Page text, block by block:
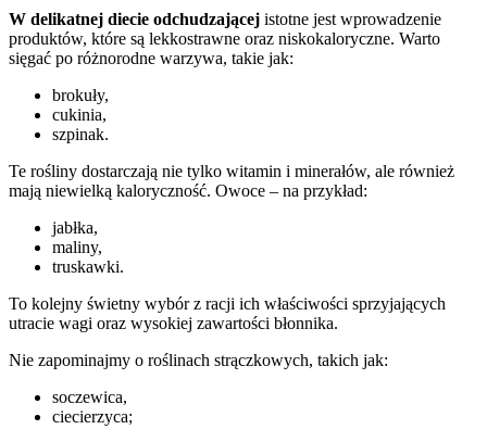
W delikatnej diecie odchudzającej istotne jest wprowadzenie
produktów, które są lekkostrawne oraz niskokaloryczne. Warto
sięgać po różnorodne warzywa, takie jak:
brokuły,
cukinia,
szpinak.
Te rośliny dostarczają nie tylko witamin i minerałów, ale również
mają niewielką kaloryczność. Owoce – na przykład:
jabłka,
maliny,
truskawki.
To kolejny świetny wybór z racji ich właściwości sprzyjających
utracie wagi oraz wysokiej zawartości błonnika.
Nie zapominajmy o roślinach strączkowych, takich jak:
soczewica,
ciecierzyca;